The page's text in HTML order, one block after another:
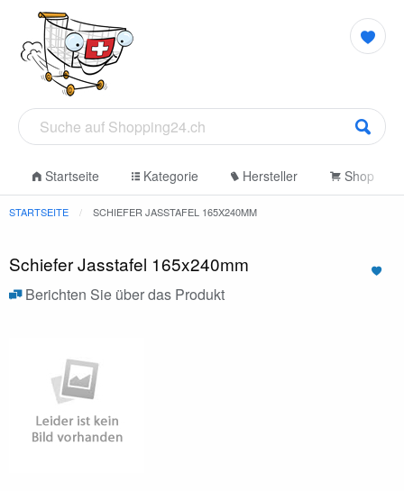
Startseite Kategorie Hersteller Shop
STARTSEITE SCHIEFER JASSTAFEL 165X240MM
Schiefer Jasstafel 165x240mm
Berichten Sie über das Produkt